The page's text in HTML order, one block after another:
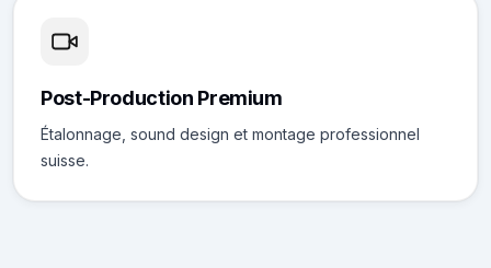
Post-Production Premium
Étalonnage, sound design et montage professionnel
suisse.